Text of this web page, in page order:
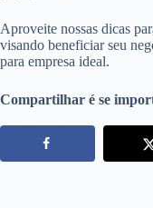
Aproveite nossas dicas
visando beneficiar seu
para empresa ideal.
Compartilhar é se